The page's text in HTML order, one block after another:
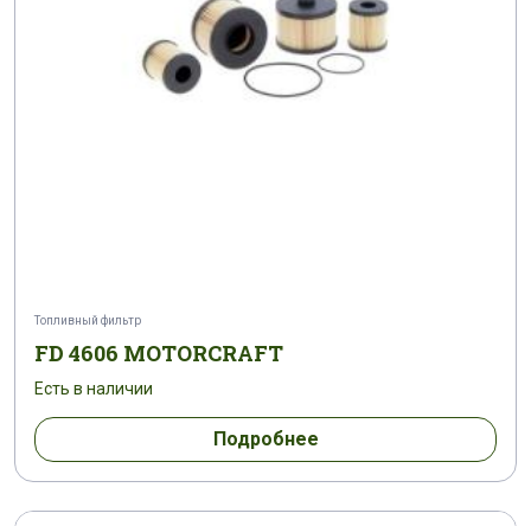
Топливный фильтр
FD 4606 MOTORCRAFT
Есть в наличии
Подробнее